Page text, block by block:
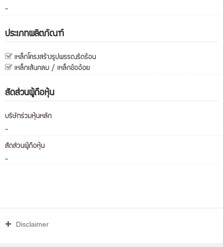
-
ประเภทผลิตภัณฑ์
เหล็กโครงสร้างรูปพรรณรีดร้อน
เหล็กเส้นกลม / เหล็กข้ออ้อย
สัดส่วนผู้ถือหุ้น
บริษัทร่วมหุ้นหลัก
-
สัดส่วนผู้ถือหุ้น
-
Disclaimer